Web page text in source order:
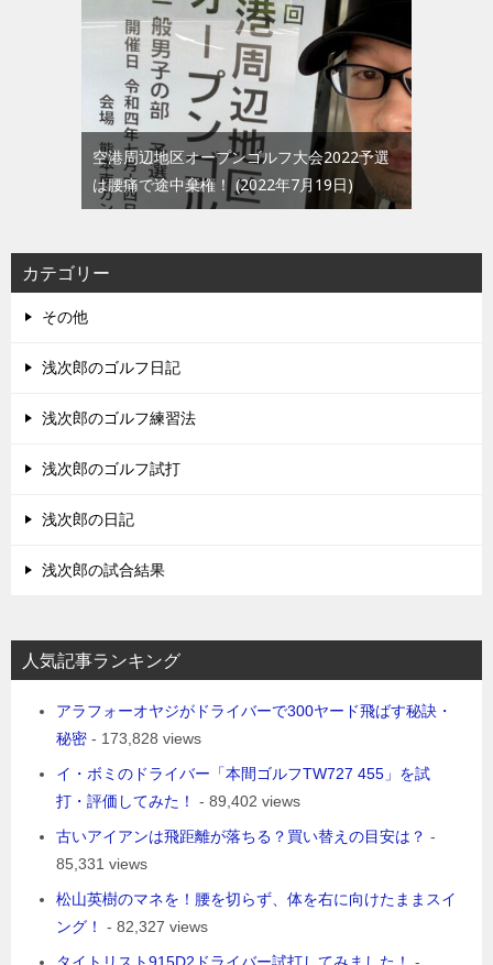
空港周辺地区オープンゴルフ大会2022予選
は腰痛で途中棄権！ 2022年7月19日
カテゴリー
その他
浅次郎のゴルフ日記
浅次郎のゴルフ練習法
浅次郎のゴルフ試打
浅次郎の日記
浅次郎の試合結果
人気記事ランキング
アラフォーオヤジがドライバーで300ヤード飛ばす秘訣・
秘密 - 173,828 views
イ・ボミのドライバー「本間ゴルフTW727 455」を試
打・評価してみた！
- 89,402 views
古いアイアンは飛距離が落ちる？買い替えの目安は？ -
85,331 views
松山英樹のマネを！腰を切らず、体を右に向けたままスイ
ング！
- 82,327 views
タイトリスト915D2ドライバー試打してみました！
-